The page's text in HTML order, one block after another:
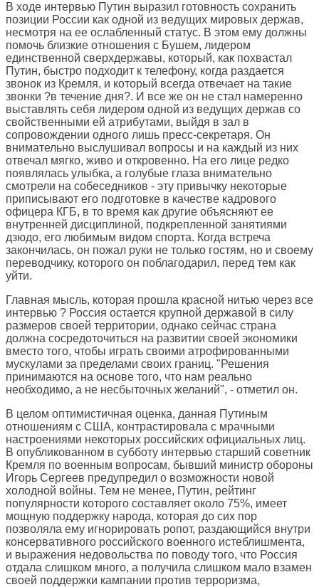
В ходе интервью Путин выразил готовность сохранить
позиции России как одной из ведущих мировых держав,
несмотря на ее ослабленный статус. В этом ему должны
помочь близкие отношения с Бушем, лидером
единственной сверхдержавы, который, как похвастал
Путин, быстро подходит к телефону, когда раздается
звонок из Кремля, и который всегда отвечает на такие
звонки ?в течение дня?. И все же он не стал намеренно
выставлять себя лидером одной из ведущих держав со
свойственными ей атрибутами, выйдя в зал в
сопровождении одного лишь пресс-секретаря. Он
внимательно выслушивал вопросы и на каждый из них
отвечал мягко, живо и откровенно. На его лице редко
появлялась улыбка, а голубые глаза внимательно
смотрели на собеседников - эту привычку некоторые
приписывают его подготовке в качестве кадрового
офицера КГБ, в то время как другие объясняют ее
внутренней дисциплиной, подкрепленной занятиями
дзюдо, его любимым видом спорта. Когда встреча
закончилась, он пожал руки не только гостям, но и своему
переводчику, которого он поблагодарил, перед тем как
уйти.
Главная мысль, которая прошла красной нитью через все
интервью ? Россия остается крупной державой в силу
размеров своей территории, однако сейчас страна
должна сосредоточиться на развитии своей экономики
вместо того, чтобы играть своими атрофированными
мускулами за пределами своих границ. "Решения
принимаются на основе того, что нам реально
необходимо, а не несбыточных желаний", - отметил он.
В целом оптимистичная оценка, данная Путиным
отношениям с США, контрастировала с мрачными
настроениями некоторых российских официальных лиц.
В опубликованном в субботу интервью старший советник
Кремля по военным вопросам, бывший министр обороны
Игорь Сергеев предупредил о возможности новой
холодной войны. Тем не менее, Путин, рейтинг
популярности которого составляет около 75%, имеет
мощную поддержку народа, которая до сих пор
позволяла ему игнорировать ропот, раздающийся внутри
консервативного российского военного истеблишмента,
и выражения недовольства по поводу того, что Россия
отдала слишком много, а получила слишком мало взамен
своей поддержки кампании против терроризма,